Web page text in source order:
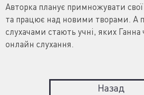
Авторка планує примножувати свої
та працює над новими творами. А
слухачами стають учні, яких Ганна
онлайн слухання.
Назад